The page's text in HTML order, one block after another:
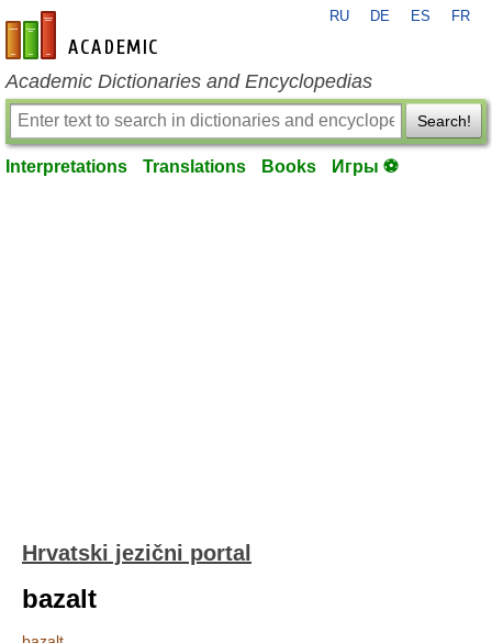
en-academic.com
RU DE ES FR
Academic Dictionaries and Encyclopedias
Search!
Interpretations Translations Books Игры ⚽
Hrvatski jezični portal
bazalt